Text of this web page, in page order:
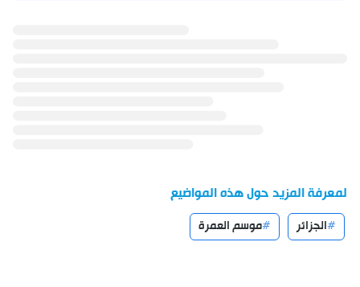
لمعرفة المزيد حول هذه المواضيع
الجزائر موسم العمرة